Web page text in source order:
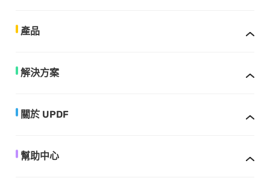
產品
解決方案
關於 UPDF
幫助中心